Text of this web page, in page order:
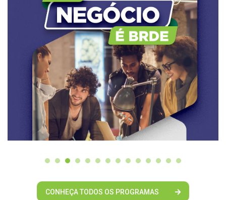
CONHEÇA TODOS OS PROGRAMAS